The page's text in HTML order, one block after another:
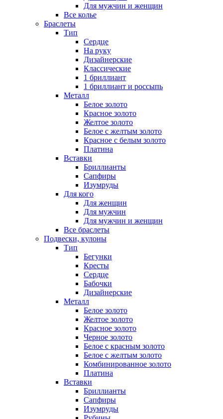
Для мужчин и женщин
Все колье
Браслеты
Тип
Сердце
На руку
Дизайнерские
Классические
1 бриллиант
1 бриллиант и россыпь
Металл
Белое золото
Красное золото
Желтое золото
Белое с желтым золото
Красное с белым золото
Платина
Вставки
Бриллианты
Сапфиры
Изумруды
Для кого
Для женщин
Для мужчин
Для мужчин и женщин
Все браслеты
Подвески, кулоны
Тип
Бегунки
Кресты
Сердце
Бабочки
Дизайнерские
Металл
Белое золото
Желтое золото
Красное золото
Черное золото
Белое с красным золото
Белое с желтым золото
Комбинированное золото
Платина
Вставки
Бриллианты
Сапфиры
Изумруды